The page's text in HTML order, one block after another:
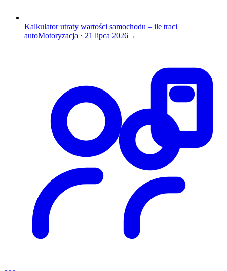
Kalkulator utraty wartości samochodu – ile traci
autoMotoryzacja · 21 lipca 2026→